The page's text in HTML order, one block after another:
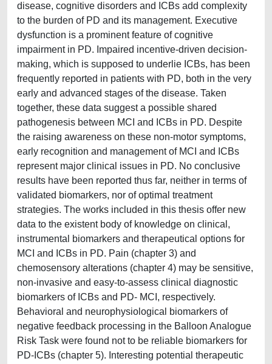
disease, cognitive disorders and ICBs add complexity
to the burden of PD and its management. Executive
dysfunction is a prominent feature of cognitive
impairment in PD. Impaired incentive-driven decision-
making, which is supposed to underlie ICBs, has been
frequently reported in patients with PD, both in the very
early and advanced stages of the disease. Taken
together, these data suggest a possible shared
pathogenesis between MCI and ICBs in PD. Despite
the raising awareness on these non-motor symptoms,
early recognition and management of MCI and ICBs
represent major clinical issues in PD. No conclusive
results have been reported thus far, neither in terms of
validated biomarkers, nor of optimal treatment
strategies. The works included in this thesis offer new
data to the existent body of knowledge on clinical,
instrumental biomarkers and therapeutical options for
MCI and ICBs in PD. Pain (chapter 3) and
chemosensory alterations (chapter 4) may be sensitive,
non-invasive and easy-to-assess clinical diagnostic
biomarkers of ICBs and PD- MCI, respectively.
Behavioral and neurophysiological biomarkers of
negative feedback processing in the Balloon Analogue
Risk Task were found not to be reliable biomarkers for
PD-ICBs (chapter 5). Interesting potential therapeutic